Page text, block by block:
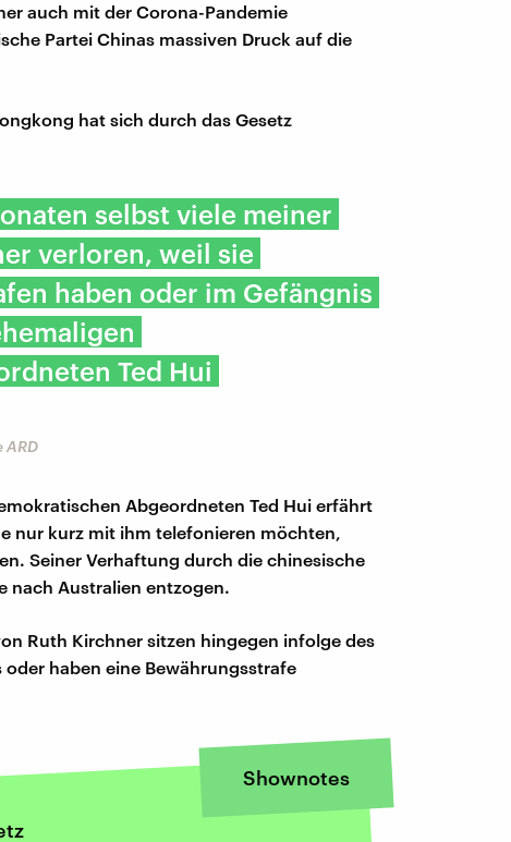
auch mit der Corona-Pandemie
Partei Chinas massiven Druck auf die
hat sich durch das Gesetz
selbst viele meiner
verloren, weil sie
haben oder im Gefängnis
Ted Hui
ARD
Abgeordneten Ted Hui erfährt
nur kurz mit ihm telefonieren möchten,
Seiner Verhaftung durch die chinesische
nach Australien entzogen.
Ruth Kirchner sitzen hingegen infolge des
haben eine Bewährungsstrafe
Shownotes